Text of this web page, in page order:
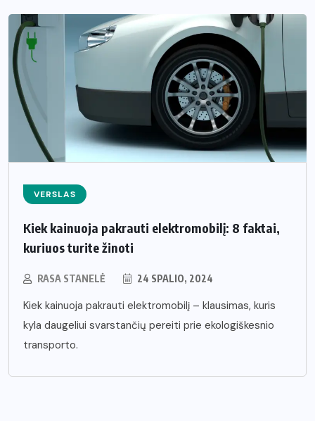
VERSLAS
Kiek kainuoja pakrauti elektromobilį: 8 faktai,
kuriuos turite žinoti
RASA STANELĖ 24 SPALIO, 2024
Kiek kainuoja pakrauti elektromobilį – klausimas, kuris
kyla daugeliui svarstančių pereiti prie ekologiškesnio
transporto.